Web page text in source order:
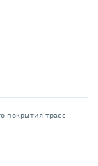
покрытия трасс